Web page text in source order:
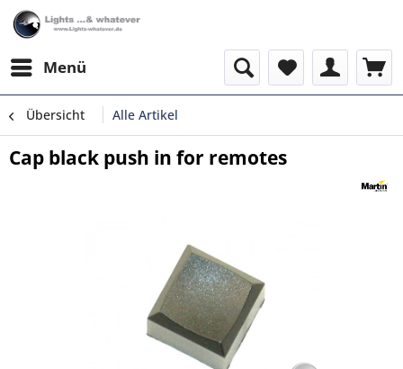
Menü
Übersicht Alle Artikel
Cap black push in for remotes